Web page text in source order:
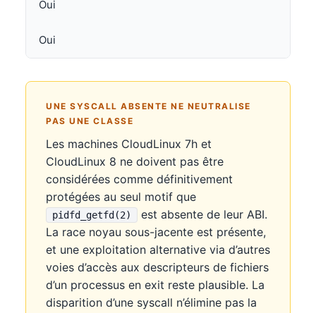
Oui
Oui
UNE SYSCALL ABSENTE NE NEUTRALISE
PAS UNE CLASSE
Les machines CloudLinux 7h et
CloudLinux 8 ne doivent pas être
considérées comme définitivement
protégées au seul motif que
pidfd_getfd(2)
est absente de leur ABI.
La race noyau sous-jacente est présente,
et une exploitation alternative via d’autres
voies d’accès aux descripteurs de fichiers
d’un processus en exit reste plausible. La
disparition d’une syscall n’élimine pas la